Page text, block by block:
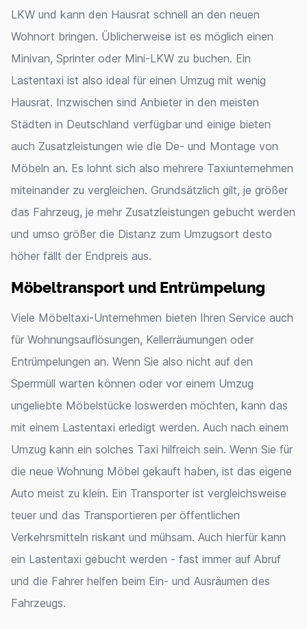
LKW und kann den Hausrat schnell an den neuen
Wohnort bringen. Üblicherweise ist es möglich einen
Minivan, Sprinter oder Mini-LKW zu buchen. Ein
Lastentaxi ist also ideal für einen Umzug mit wenig
Hausrat. Inzwischen sind Anbieter in den meisten
Städten in Deutschland verfügbar und einige bieten
auch Zusatzleistungen wie die De- und Montage von
Möbeln an. Es lohnt sich also mehrere Taxiunternehmen
miteinander zu vergleichen. Grundsätzlich gilt, je größer
das Fahrzeug, je mehr Zusatzleistungen gebucht werden
und umso größer die Distanz zum Umzugsort desto
höher fällt der Endpreis aus.
Möbeltransport und Entrümpelung
Viele Möbeltaxi-Unternehmen bieten Ihren Service auch
für Wohnungsauflösungen, Kellerräumungen oder
Entrümpelungen an. Wenn Sie also nicht auf den
Sperrmüll warten können oder vor einem Umzug
ungeliebte Möbelstücke loswerden möchten, kann das
mit einem Lastentaxi erledigt werden. Auch nach einem
Umzug kann ein solches Taxi hilfreich sein. Wenn Sie für
die neue Wohnung Möbel gekauft haben, ist das eigene
Auto meist zu klein. Ein Transporter ist vergleichsweise
teuer und das Transportieren per öffentlichen
Verkehrsmitteln riskant und mühsam. Auch hierfür kann
ein Lastentaxi gebucht werden - fast immer auf Abruf
und die Fahrer helfen beim Ein- und Ausräumen des
Fahrzeugs.